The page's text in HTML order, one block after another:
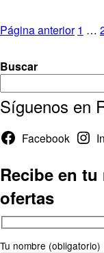
Paginación
de
entradas
Página anterior 1 …
Buscar
Síguenos en
Facebook
Recibe en
ofertas
Tu nombre (obligatorio)